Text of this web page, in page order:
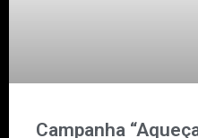
Campanha